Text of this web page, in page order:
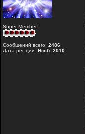
Super Member
Сообщений всего: 2486
Дата рег-ции: Нояб. 2010